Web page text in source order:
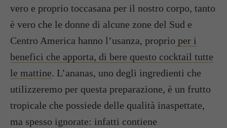
vero e proprio toccasana per il nostro corpo, tanto
è vero che le donne di alcune zone del Sud e
Centro America hanno l’usanza, proprio per i
benefici che apporta, di bere questo cocktail tutte
le mattine. L’ananas, uno degli ingredienti che
utilizzeremo per questa preparazione, è un frutto
tropicale che possiede delle qualità inaspettate,
ma spesso ignorate: infatti contiene